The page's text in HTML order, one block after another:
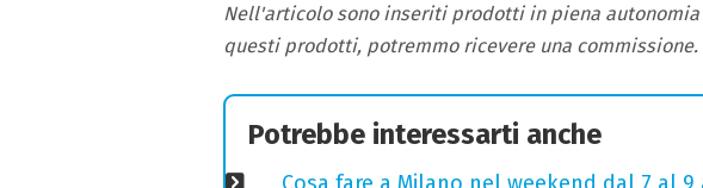
Nell'articolo sono inseriti prodotti in piena
questi prodotti, potremmo ricevere una commissione.
Potrebbe interessarti anche